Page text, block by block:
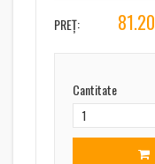
PREȚ: 81.20
Cantitate